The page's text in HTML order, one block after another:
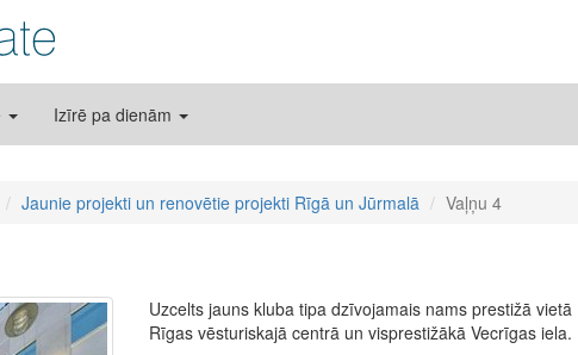
Izīrē pa dienām
Jaunie projekti un renovētie projekti Rīgā un Jūrmalā Vaļņu 4
Uzcelts jauns kluba tipa dzīvojamais nams prestižā vietā
Rīgas vēsturiskajā centrā un visprestižākā Vecrīgas iela.